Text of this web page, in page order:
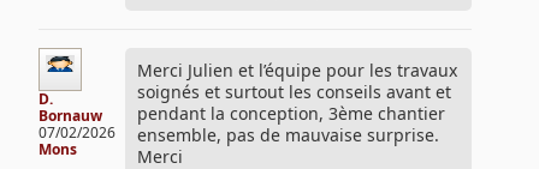
D.
Bornauw
07/02/2026
Mons
Merci Julien et l’équipe pour les travaux
soignés et surtout les conseils avant et
pendant la conception, 3ème chantier
ensemble, pas de mauvaise surprise.
Merci